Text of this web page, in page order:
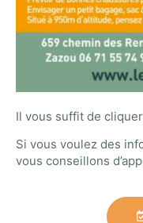
Il vous suffit de
Si vous voulez des
vous conseillons